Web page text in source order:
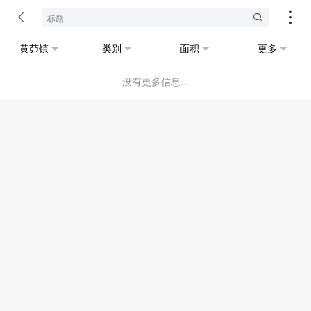
黄茆镇 类别 面积 更多
没有更多信息...